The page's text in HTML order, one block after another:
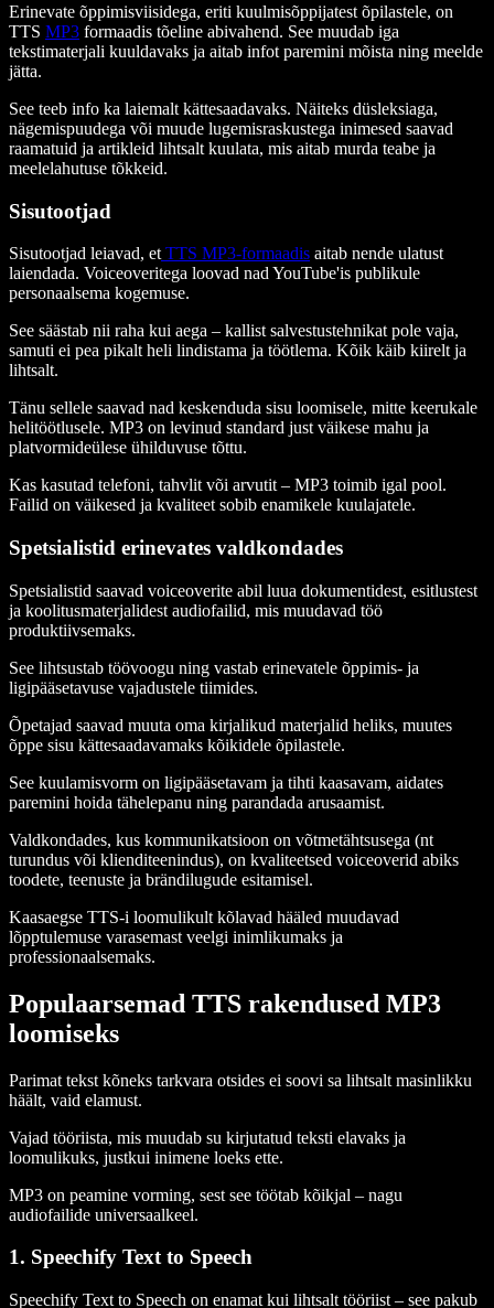
Erinevate õppimisviisidega, eriti kuulmisõppijatest õpilastele, on
TTS MP3 formaadis tõeline abivahend. See muudab iga
tekstimaterjali kuuldavaks ja aitab infot paremini mõista ning meelde
jätta.
See teeb info ka laiemalt kättesaadavaks. Näiteks düsleksiaga,
nägemispuudega või muude lugemisraskustega inimesed saavad
raamatuid ja artikleid lihtsalt kuulata, mis aitab murda teabe ja
meelelahutuse tõkkeid.
Sisutootjad
Sisutootjad leiavad, et TTS MP3-formaadis aitab nende ulatust
laiendada. Voiceoveritega loovad nad YouTube'is publikule
personaalsema kogemuse.
See säästab nii raha kui aega – kallist salvestustehnikat pole vaja,
samuti ei pea pikalt heli lindistama ja töötlema. Kõik käib kiirelt ja
lihtsalt.
Tänu sellele saavad nad keskenduda sisu loomisele, mitte keerukale
helitöötlusele. MP3 on levinud standard just väikese mahu ja
platvormideülese ühilduvuse tõttu.
Kas kasutad telefoni, tahvlit või arvutit – MP3 toimib igal pool.
Failid on väikesed ja kvaliteet sobib enamikele kuulajatele.
Spetsialistid erinevates valdkondades
Spetsialistid saavad voiceoverite abil luua dokumentidest, esitlustest
ja koolitusmaterjalidest audiofailid, mis muudavad töö
produktiivsemaks.
See lihtsustab töövoogu ning vastab erinevatele õppimis- ja
ligipääsetavuse vajadustele tiimides.
Õpetajad saavad muuta oma kirjalikud materjalid heliks, muutes
õppe sisu kättesaadavamaks kõikidele õpilastele.
See kuulamisvorm on ligipääsetavam ja tihti kaasavam, aidates
paremini hoida tähelepanu ning parandada arusaamist.
Valdkondades, kus kommunikatsioon on võtmetähtsusega (nt
turundus või klienditeenindus), on kvaliteetsed voiceoverid abiks
toodete, teenuste ja brändilugude esitamisel.
Kaasaegse TTS-i loomulikult kõlavad hääled muudavad
lõpptulemuse varasemast veelgi inimlikumaks ja
professionaalsemaks.
Populaarsemad TTS rakendused MP3
loomiseks
Parimat tekst kõneks tarkvara otsides ei soovi sa lihtsalt masinlikku
häält, vaid elamust.
Vajad tööriista, mis muudab su kirjutatud teksti elavaks ja
loomulikuks, justkui inimene loeks ette.
MP3 on peamine vorming, sest see töötab kõikjal – nagu
audiofailide universaalkeel.
1. Speechify Text to Speech
Speechify Text to Speech on enamat kui lihtsalt tööriist – see pakub